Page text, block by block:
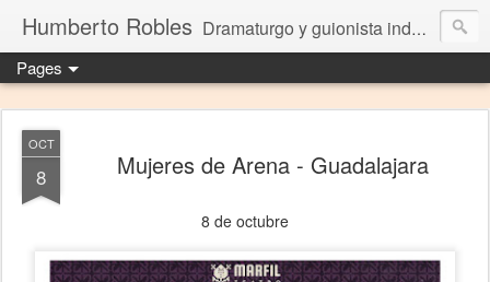
Humberto Robles Dramaturgo y guionista independiente
Pages
OCT
8 Mujeres de Arena - Guadalajara
8 de octubre